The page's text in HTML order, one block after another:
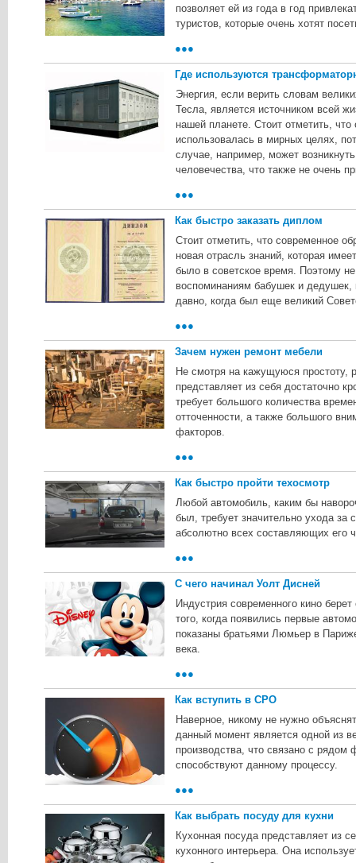
позволяет ей из года в год
туристов, которые очень хотят
●●●
Где используются
Энергия, если верить словам
Тесла, является источником всей
нашей планете. Стоит отметить,
использовалась в мирных целях,
случае, например, может
человечества, что также не очень
●●●
Как быстро заказать диплом
Стоит отметить, что современное
новая отрасль знаний, которая
было в советское время. Поэтому не
воспоминаниям бабушек и
давно, когда был еще великий
●●●
Зачем нужен ремонт мебели
Не смотря на кажущуюся простоту,
представляет из себя достаточно
требует большого количества
отточенности, а также большого
факторов.
●●●
Как быстро пройти техосмотр
Любой автомобиль, каким бы
был, требует значительно ухода за
абсолютно всех составляющих его
●●●
С чего начинал Уолт Дисней
Индустрия современного кино
того, когда появились первые
показаны братьями Люмьер в
века.
●●●
Как вступить в СРО
Наверное, никому не нужно
данный момент является одной из
производства, что связано с рядом
способствуют данному процессу.
●●●
Как выбрать посуду для кухни
Кухонная посуда представляет из
кухонного интерьера. Она